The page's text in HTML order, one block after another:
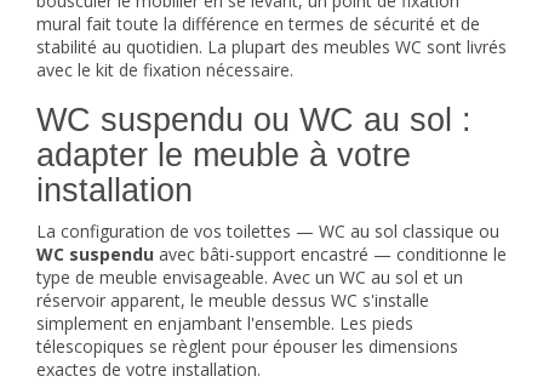
mural fait toute la différence en termes de sécurité et de
stabilité au quotidien. La plupart des meubles WC sont livrés
avec le kit de fixation nécessaire.
WC suspendu ou WC au sol :
adapter le meuble à votre
installation
La configuration de vos toilettes — WC au sol classique ou
WC suspendu avec bâti-support encastré — conditionne le
type de meuble envisageable. Avec un WC au sol et un
réservoir apparent, le meuble dessus WC s'installe
simplement en enjambant l'ensemble. Les pieds
télescopiques se règlent pour épouser les dimensions
exactes de votre installation.